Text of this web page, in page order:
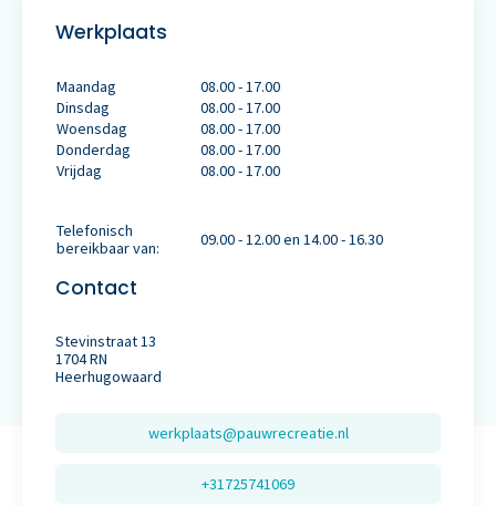
Werkplaats
Maandag
08.00 - 17.00
Dinsdag
08.00 - 17.00
Woensdag
08.00 - 17.00
Donderdag
08.00 - 17.00
Vrijdag
08.00 - 17.00
Telefonisch
bereikbaar van:
09.00 - 12.00 en 14.00 - 16.30
Contact
Stevinstraat 13
1704 RN
Heerhugowaard
werkplaats@pauwrecreatie.nl
+31725741069